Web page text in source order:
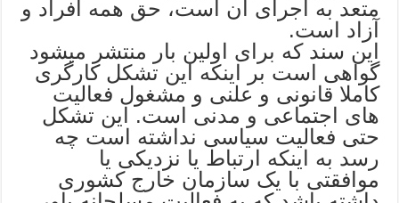
متعد به اجرای آن است، حق همه افراد و
آزاد است.
این سند که برای اولین بار منتشر میشود
گواهی است بر اینکه این تشکل کارگری
کاملا قانونی و علنی و مشغول فعالیت
های اجتماعی و مدنی است. این تشکل
حتی فعالیت سیاسی نداشته است چه
رسد به اینکه ارتباط یا نزدیکی یا
موافقتی با یک سازمان خارج کشوری